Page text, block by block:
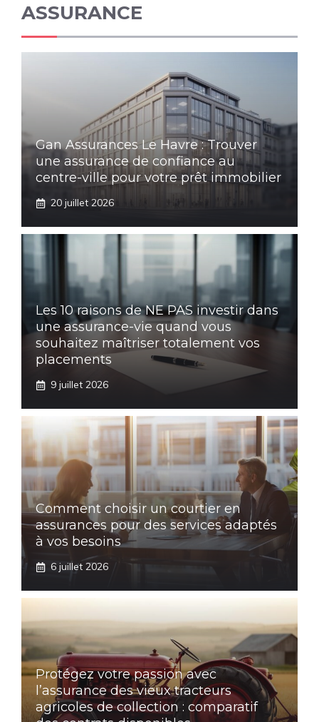
ASSURANCE
Gan Assurances Le Havre : Trouver
une assurance de confiance au
centre-ville pour votre prêt immobilier
20 juillet 2026
Les 10 raisons de NE PAS investir dans
une assurance-vie quand vous
souhaitez maîtriser totalement vos
placements
9 juillet 2026
Comment choisir un courtier en
assurances pour des services adaptés
à vos besoins
6 juillet 2026
Protégez votre passion avec
l’assurance des vieux tracteurs
agricoles de collection : comparatif